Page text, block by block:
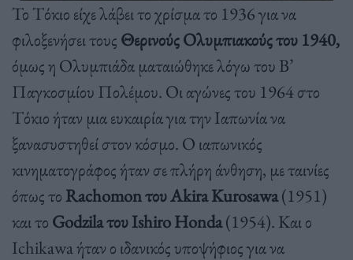
Το Τόκιο είχε λάβει το χρίσμα το 1936 για να
φιλοξενήσει τους Θερινούς Ολυμπιακούς του 1940,
όμως η Ολυμπιάδα ματαιώθηκε λόγω του Β’
Παγκοσμίου Πολέμου. Οι αγώνες του 1964 στο
Τόκιο ήταν μια ευκαιρία για την Ιαπωνία να
ξανασυστηθεί στον κόσμο. Ο ιαπωνικός
κινηματογράφος ήταν σε πλήρη άνθηση, με ταινίες
όπως τοRachomon του Akira Kurosawa(1951)
και το Godzila του Ιshiro Honda(1954). Και ο
Ichikawa ήταν ο ιδανικός υποψήφιος για να